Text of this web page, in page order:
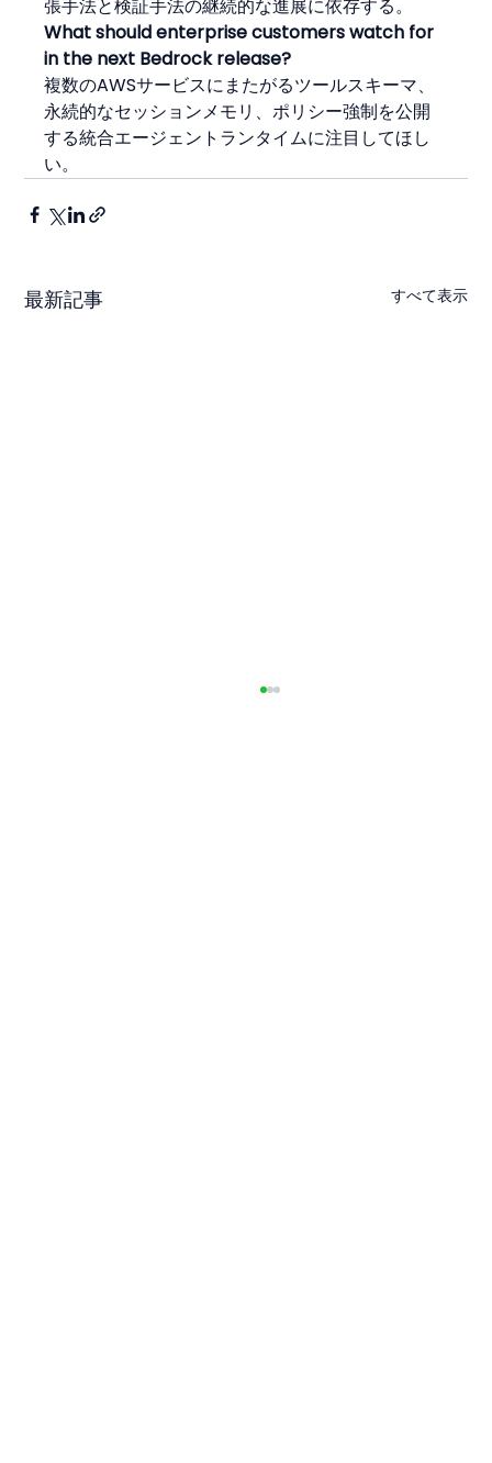
張手法と検証手法の継続的な進展に依存する。
What should enterprise customers watch for
in the next Bedrock release?
複数のAWSサービスにまたがるツールスキーマ、
永続的なセッションメモリ、ポリシー強制を公開
する統合エージェントランタイムに注目してほし
い。
最新記事 すべて表示